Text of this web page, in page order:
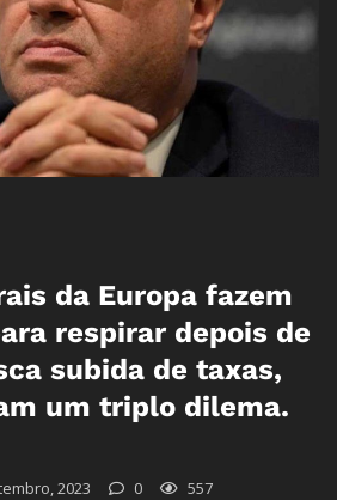
da Europa fazem
respirar depois de
subida de taxas,
um triplo dilema.
2023 0 557